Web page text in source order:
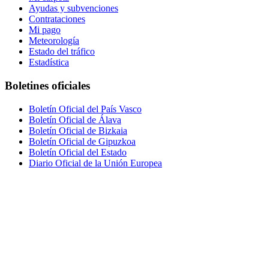
Ayudas y subvenciones
Contrataciones
Mi pago
Meteorología
Estado del tráfico
Estadística
Boletines oficiales
Boletín Oficial del País Vasco
Boletín Oficial de Álava
Boletín Oficial de Bizkaia
Boletín Oficial de Gipuzkoa
Boletín Oficial del Estado
Diario Oficial de la Unión Europea